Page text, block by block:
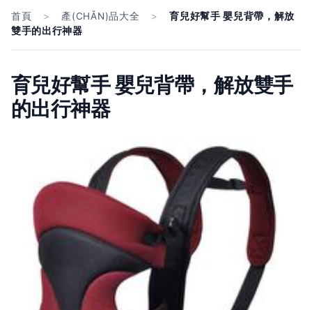
首頁 > 產(CHǍN)品大全 >
育兒好幫手 嬰兒背帶，解放
雙手的出行神器
育兒好幫手 嬰兒背帶，解放雙手
的出行神器